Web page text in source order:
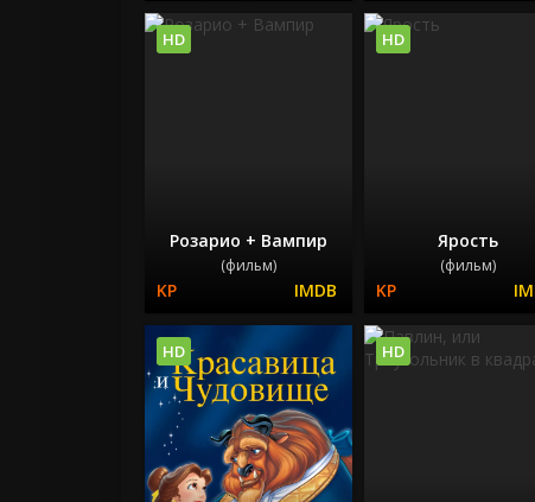
Розарио + Вампир
(фильм)
HD
Ярость
(фильм)
HD
HD HD